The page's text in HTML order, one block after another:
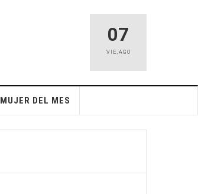
07
VIE , AGO
MUJER DEL MES